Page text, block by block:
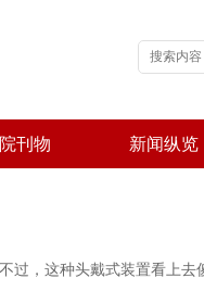
刊物 新闻纵览
，这种头戴式装置看上去